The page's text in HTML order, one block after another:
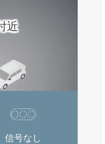
近
信号なし